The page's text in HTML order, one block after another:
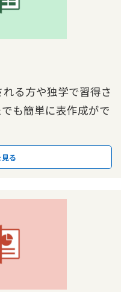
る方や独学で習得さ
も簡単に表作成がで
る